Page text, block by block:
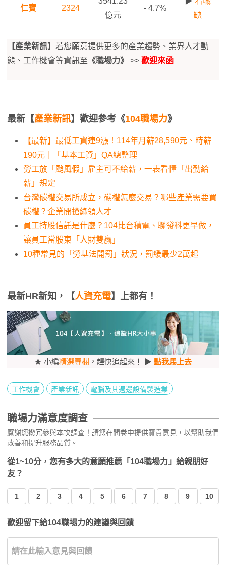
仁寶 2324
億元
- 4.7%
缺
【產業新訊】 若您願意提供更多的產業趨勢、業界人才動
態、工作機會等資訊至 《職場力》 >> 歡迎來函
最新【產業新訊】歡迎參考《104職場力》
【最新】最低工資連9漲！114年月薪28,590元、時薪
190元｜「基本工資」QA總整理
勞工放「颱風假」雇主可不給薪，一表看懂「出勤給
薪」規定
台灣碳權交易所成立，碳權怎麼交易？哪些產業需要買
碳權？企業開搶綠領人才
員工持股信託是什麼？104比台積電、聯發科更早做，
讓員工當股東「人財雙贏」
10種常見的「勞基法開罰」狀況，罰緩最少2萬起
最新HR新知，【人資充電】上都有！
★ 小編精選專欄 ，趕快追起來！ ▶ 點我馬上去
工作機會 產業新訊 電腦及其週邊設備製造業
職場力滿意度調查
感謝您撥冗參與本次調查！請您在問卷中提供寶貴意見，以幫助我們
改善和提升服務品質。
從1~10分，您有多大的意願推薦「104職場力」給親朋好
友？
1 2 3 4 5 6 7 8 9 10
歡迎留下給104職場力的建議與回饋